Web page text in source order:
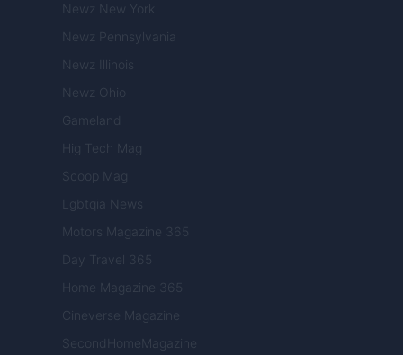
Newz New York
Newz Pennsylvania
Newz Illinois
Newz Ohio
Gameland
Hig Tech Mag
Scoop Mag
Lgbtqia News
Motors Magazine 365
Day Travel 365
Home Magazine 365
Cineverse Magazine
SecondHomeMagazine